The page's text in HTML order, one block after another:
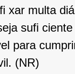
xar multa
sufi
para
(NR)